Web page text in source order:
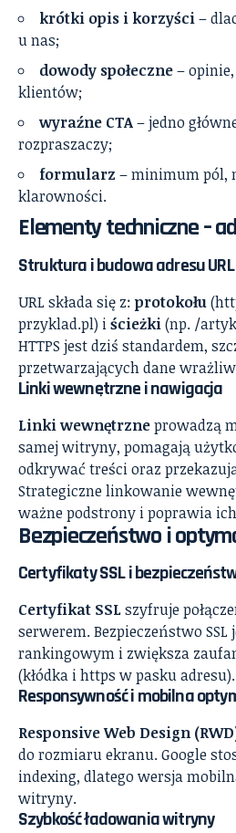
krótki opis i korzyści–
u nas;
dowody społeczne–
klientów;
wyraźne CTA– jedno
rozpraszaczy;
formularz – minimum pól,
klarowności.
Elementy techniczne –
Struktura i budowa adresu URL
URL składa się z: protokołu
przyklad.pl) iścieżki(np. /
HTTPS jest dziś standardem,
przetwarzających dane
Linki wewnętrzne i nawigacja
Linki wewnętrzneprowadzą
samej witryny, pomagają
odkrywać treści oraz przekazują
Strategiczne linkowanie
ważne podstrony i poprawia
Bezpieczeństwo i
Certyfikaty SSL i
Certyfikat SSLszyfruje
serwerem. Bezpieczeństwo
rankingowym i zwiększa
(kłódka i https w pasku adresu).
Responsywność i mobilna
Responsive Web Design
do rozmiaru ekranu. Google
indexing, dlatego wersja
witryny.
Szybkość ładowania witryny